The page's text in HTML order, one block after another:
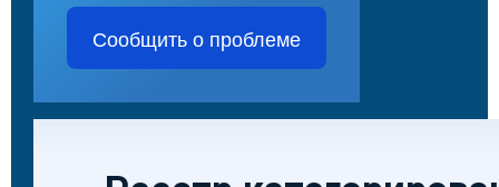
Сообщить о проблеме